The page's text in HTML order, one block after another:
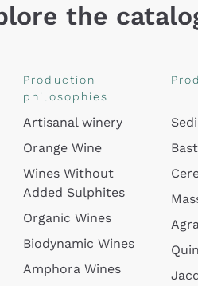
the
Production
philosophies
Artisanal winery
Orange Wine
Wines Without
Added Sulphites
Organic Wines
Biodynamic Wines
Amphora Wines